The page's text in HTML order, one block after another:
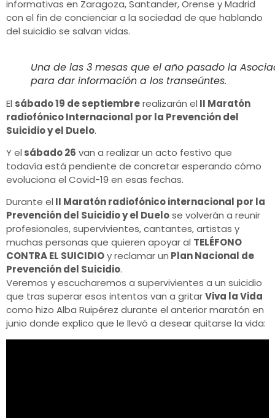
informativas en Zaragoza, Santander, Orense y Madrid
con el fin de concienciar a la sociedad de que hablando
del suicidio se salvan vidas.
Una de las 3 mesas que el año pasado la
para dar información a los transeúntes.
El sábado 19 de septiembrerealizarán el II Maratón
radiofónico Internacional por la Prevención del
Suicidio y el Duelo.
Y el sábado 26 van a realizar un acto festivo que
todavía está pendiente de concretar esperando cómo
evoluciona el Covid-19 en esas fechas.
Durante el II Maratón radiofónico internacional por la
Prevención del Suicidio y el Duelose volverán a reunir
profesionales, supervivientes, cantantes, artistas y
muchas personas que quieren apoyar al TELÉFONO
CONTRA EL SUICIDIOy reclamar un Plan Nacional de
Prevención del Suicidio.
Veremos y escucharemos a supervivientes a un suicidio
que tras superar esos intentos van a gritarViva la Vida
como hizo Alba Ruipérez durante el anterior maratón en
junio donde explico que le llevó a desear quitarse la vida: